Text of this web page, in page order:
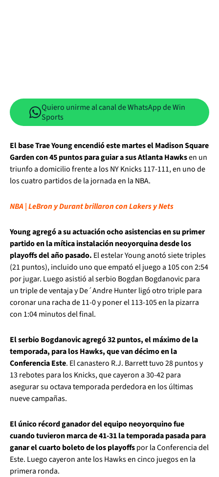
Quiero unirme al canal de WhatsApp de Win
Sports
El base Trae Young encendió este martes el Madison Square
Garden con 45 puntos para guiar a sus Atlanta Hawksen un
triunfo a domicilio frente a los NY Knicks 117-111, en uno de
los cuatro partidos de la jornada en la NBA.
NBA | LeBron y Durant brillaron con Lakers y Nets
Young agregó a su actuación ocho asistencias en su primer
partido en la mítica instalación neoyorquina desde los
playoffs del año pasado. El estelar Young anotó siete triples
(21 puntos), incluido uno que empató el juego a 105 con 2:54
por jugar. Luego asistió al serbio Bogdan Bogdanovic para
un triple de ventaja y De´Andre Hunter ligó otro triple para
coronar una racha de 11-0 y poner el 113-105 en la pizarra
con 1:04 minutos del final.
El serbio Bogdanovic agregó 32 puntos, el máximo de la
temporada, para los Hawks, que van décimo en la
Conferencia Este. El canastero R.J. Barrett tuvo 28 puntos y
13 rebotes para los Knicks, que cayeron a 30-42 para
asegurar su octava temporada perdedora en los últimas
nueve campañas.
El único récord ganador del equipo neoyorquino fue
cuando tuvieron marca de 41-31 la temporada pasada para
ganar el cuarto boleto de los playoffspor la Conferencia del
Este. Luego cayeron ante los Hawks en cinco juegos en la
primera ronda.